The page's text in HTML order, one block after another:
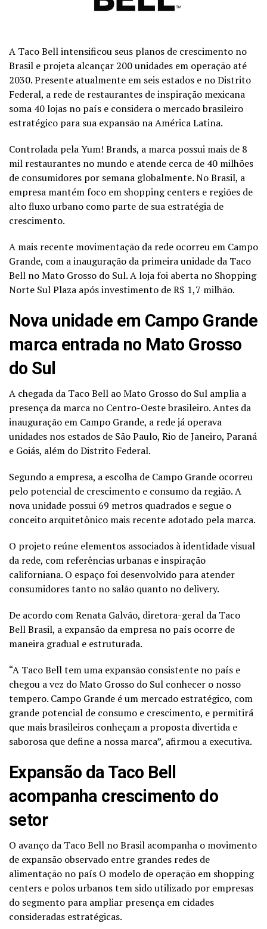
A Taco Bellintensificou seus planos de crescimento no
Brasil e projeta alcançar 200 unidades em operação até
2030. Presente atualmente em seis estados e no Distrito
Federal, a rede de restaurantes de inspiração mexicana
soma 40 lojas no país e considera o mercado brasileiro
estratégico para sua expansão na América Latina.
Controlada pela Yum! Brands, a marca possui mais de 8
mil restaurantes no mundo e atende cerca de 40 milhões
de consumidores por semana globalmente. No Brasil, a
empresa mantém foco em shopping centers e regiões de
alto fluxo urbano como parte de sua estratégia de
crescimento.
A mais recente movimentação da rede ocorreu em Campo
Grande, com a inauguração da primeira unidade da Taco
Bell no Mato Grosso do Sul. A loja foi aberta no Shopping
Norte Sul Plaza após investimento de R$ 1,7 milhão.
Nova unidade em Campo Grande
marca entrada no Mato Grosso
do Sul
A chegada da Taco Bell ao Mato Grosso do Sul amplia a
presença da marca no Centro-Oeste brasileiro. Antes da
inauguração em Campo Grande, a rede já operava
unidades nos estados de São Paulo, Rio de Janeiro, Paraná
e Goiás, além do Distrito Federal.
Segundo a empresa, a escolha de Campo Grande ocorreu
pelo potencial de crescimento e consumo da região. A
nova unidade possui 69 metros quadrados e segue o
conceito arquitetônico mais recente adotado pela marca.
O projeto reúne elementos associados à identidade visual
da rede, com referências urbanas e inspiração
californiana. O espaço foi desenvolvido para atender
consumidores tanto no salão quanto no delivery.
De acordo com Renata Galvão, diretora-geral da Taco
Bell Brasil, a expansão da empresa no país ocorre de
maneira gradual e estruturada.
“A Taco Bell tem uma expansão consistente no país e
chegou a vez do Mato Grosso do Sul conhecer o nosso
tempero. Campo Grande é um mercado estratégico, com
grande potencial de consumo e crescimento, e permitirá
que mais brasileiros conheçam a proposta divertida e
saborosa que define a nossa marca”, afirmou a executiva.
Expansão da Taco Bell
acompanha crescimento do
setor
O avanço da Taco Bell no Brasil acompanha o movimento
de expansão observado entre grandes redes de
alimentação no país O modelo de operação em shopping
centers e polos urbanos tem sido utilizado por empresas
do segmento para ampliar presença em cidades
consideradas estratégicas.